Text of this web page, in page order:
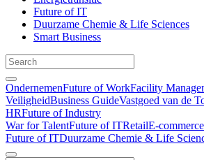
Future of IT
Duurzame Chemie & Life Sciences
Smart Business
OndernemenFuture of WorkFacility
VeiligheidBusiness GuideVastgoed van de
HRFuture of Industry
War for TalentFuture of ITRetailE-commerce
Future of ITDuurzame Chemie & Life